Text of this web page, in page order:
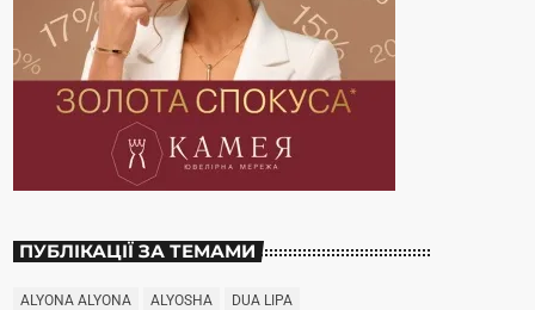
ПУБЛІКАЦІЇ ЗА ТЕМАМИ
ALYONA ALYONA ALYOSHA
DUA LIPA